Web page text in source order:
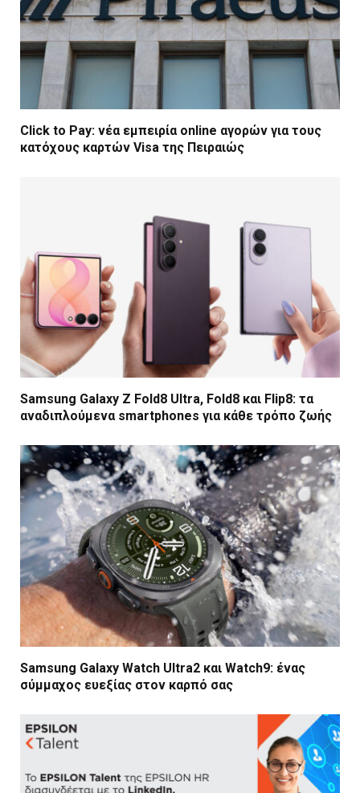
Click to Pay: νέα εμπειρία online αγορών για τους
κατόχους καρτών Visa της Πειραιώς
Samsung Galaxy Z Fold8 Ultra, Fold8 και Flip8: τα
αναδιπλούμενα smartphones για κάθε τρόπο ζωής
Samsung Galaxy Watch Ultra2 και Watch9: ένας
σύμμαχος ευεξίας στον καρπό σας